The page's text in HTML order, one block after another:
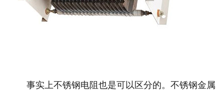
事实上不锈钢电阻也是可以区分的。不锈钢金属